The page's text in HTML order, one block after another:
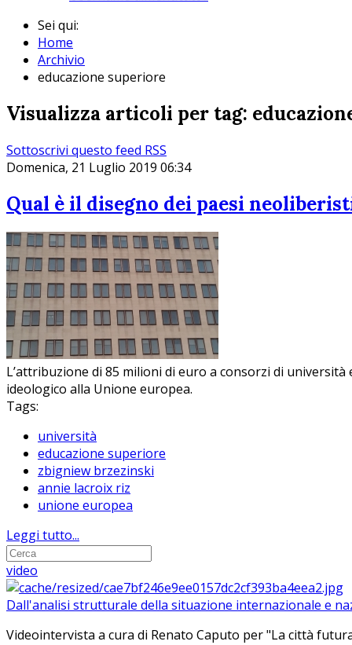
Sei qui:
Home
Archivio
educazione superiore
Visualizza articoli per tag:
Sottoscrivi questo feed RSS
Domenica, 21 Luglio 2019 06:34
Qual è il disegno dei paesi
L’attribuzione di 85 milioni di euro a consorzi di
ideologico alla Unione europea.
Tags:
università
educazione superiore
zbigniew brzezinski
annie lacroix riz
unione europea
Leggi tutto...
video
Dall'analisi strutturale della situazione internazionale e
Videointervista a cura di Renato Caputo per "La città